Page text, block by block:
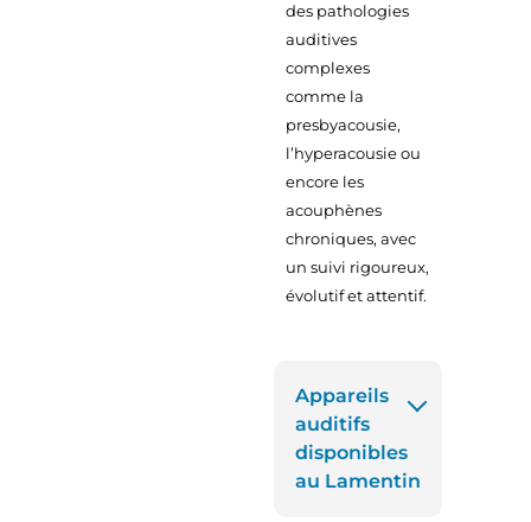
des pathologies
auditives
complexes
comme la
presbyacousie,
l’hyperacousie ou
encore les
acouphènes
chroniques, avec
un suivi rigoureux,
évolutif et attentif.
Appareils
auditifs
disponibles
au Lamentin